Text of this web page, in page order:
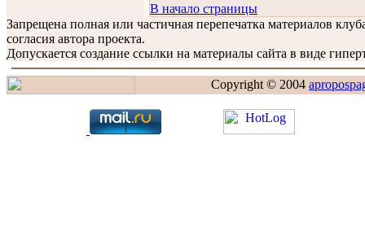
В начало страницы
Запрещена полная или частичная перепечатка материалов
согласия автора проекта.
Допускается создание ссылки на материалы сайта в виде
Copyright © 2004